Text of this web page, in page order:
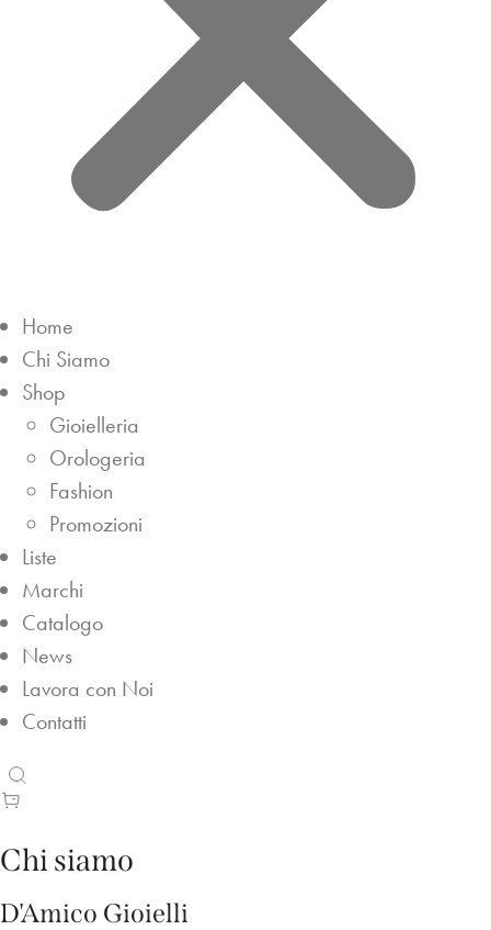
Home
Chi Siamo
Shop
Gioielleria
Orologeria
Fashion
Promozioni
Liste
Marchi
Catalogo
News
Lavora con Noi
Contatti
Chi siamo
D'Amico Gioielli